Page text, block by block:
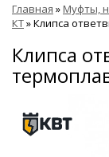
Главная »Муфты,
КТ»Клипса
Клипса